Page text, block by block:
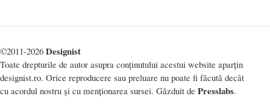
©2011-2026 Designist
Toate drepturile de autor asupra conținutului acestui website aparțin
designist.ro. Orice reproducere sau preluare nu poate fi făcută decât
cu acordul nostru și cu menționarea sursei. Găzduit de Presslabs.